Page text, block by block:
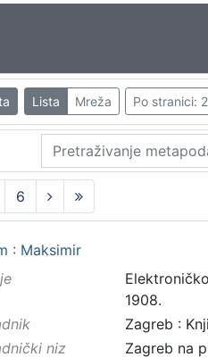
Lista Mreža Po stranici:
6
: Maksimir
1908.
Zagreb :
niz
Zagreb na